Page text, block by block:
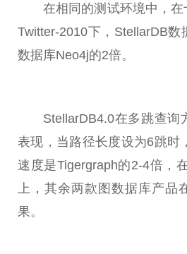
在相同的测试环境中，
Twitter-2010下，StellarDB数
数据库Neo4j的2倍。
StellarDB4.0在多跳查询
表现，当路径长度设为6跳时
速度是Tigergraph的2-4倍，
上，其余两款图数据库产品
果。